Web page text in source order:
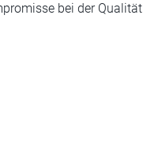
bei der Qualität